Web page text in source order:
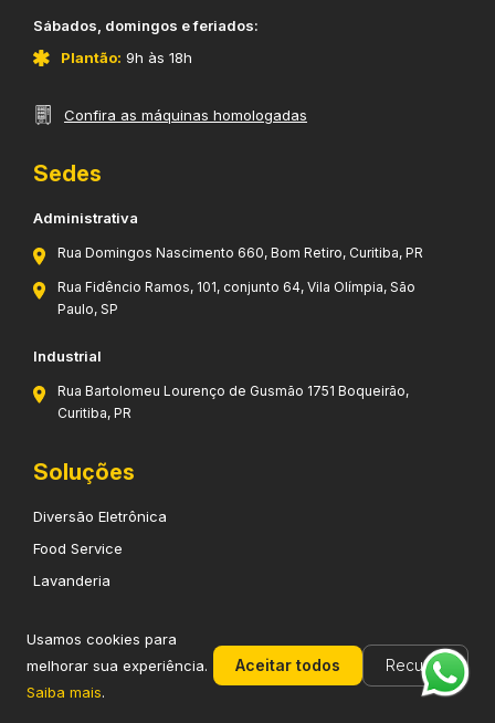
Usamos cookies para
melhorar sua experiência.
Saiba mais.
Aceitar todos Recusar
​Sábados, domingos e feriados:
Plantão: 9h às 18h
Confira as máquinas homologadas
Sedes
Administrativa
Rua Domingos Nascimento 660, Bom Retiro, Curitiba, PR
Rua Fidêncio Ramos, 101, conjunto 64, Vila Olímpia, São
Paulo, SP
Industrial
Rua Bartolomeu Lourenço de Gusmão 1751 Boqueirão,
Curitiba, PR
Soluções
Diversão Eletrônica
Food Service
Lavanderia
Vending Machines